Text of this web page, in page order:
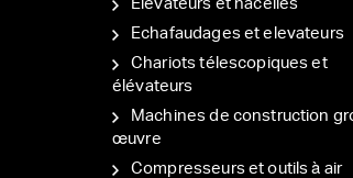
Élévateurs et nacelles
Echafaudages et elevateurs
Chariots télescopiques et
élévateurs
Machines de construction
œuvre
Compresseurs et outils à air